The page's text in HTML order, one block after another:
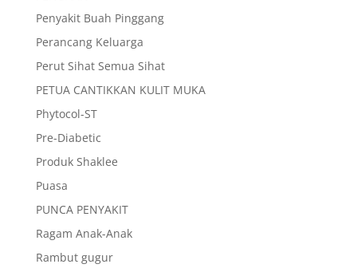
Penyakit Buah Pinggang
Perancang Keluarga
Perut Sihat Semua Sihat
PETUA CANTIKKAN KULIT MUKA
Phytocol-ST
Pre-Diabetic
Produk Shaklee
Puasa
PUNCA PENYAKIT
Ragam Anak-Anak
Rambut gugur